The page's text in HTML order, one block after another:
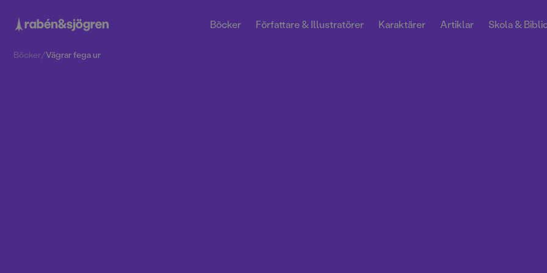
Böcker Författare & Illustratörer Karaktärer Artiklar Skola &
Böcker/Vägrar fega ur